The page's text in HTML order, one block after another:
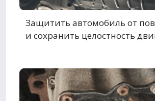
Защитить автомобиль от
и сохранить целостность